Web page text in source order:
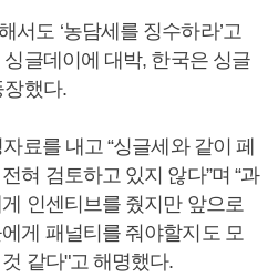
서도 ‘농담세를 징수하라’고
글데이에 대박, 한국은 싱글
장했다.
료를 내고 “싱글세와 같이 페
혀 검토하고 있지 않다”며 “과
인센티브를 줬지만 앞으로
게 패널티를 줘야할지도 모
같다"고 해명했다.